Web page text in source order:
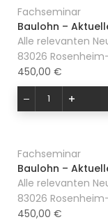
Fachseminar
Baulohn –
Alle relevanten
83026
450,00 €
Fachseminar
Baulohn –
Alle relevanten
83026
450,00 €